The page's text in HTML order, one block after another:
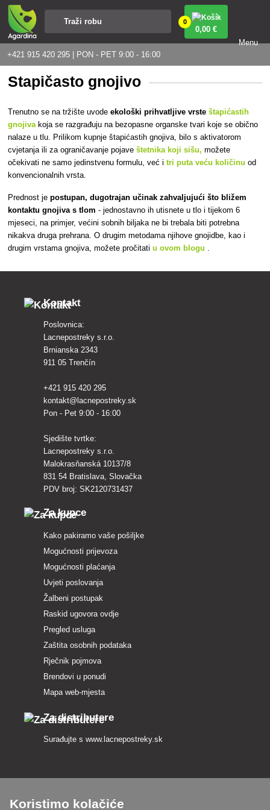
+421 915 420 295 | PON - PET 9:00 - 16:00
0
0,00 €
Menu
Štapičasto gnojivo
Trenutnose na tržište uvode ekološki prihvatljive vrste štapićastih
gnojiva koja se razgrađuju na bezopasne organske tvari koje se obično
nalaze u tlu. Prilikom kupnje štapićastih gnojiva, bilo s aktivatorom
cvjetanja ili za ograničavanje pojaveštetnika koji sišu, možete
očekivati ne samo jedinstvenu formulu, već itri puta veću količinu od
konvencionalnih vrsta.
Prednost jepostupan, dugotrajan učinak zahvaljujući što bližem
kontaktu gnojiva s tlom - jednostavno ih utisnete u tlo i tijekom 6
mjeseci, na primjer, većini sobnih biljaka ne bi trebala biti potrebna
nikakva druga prehrana. O drugim metodama njihove gnojidbe, kao i
drugim vrstama gnojiva, možete pročitatiu ovom blogu
Kontakt
Poslovnica:
Lacnepostreky s.r.o.
Brnianska 2343
911 05 Trenčín
+421 915 420 295
kontakt@lacnepostreky.sk
Pon - Pet 9:00 - 16:00
Sjedište tvrtke:
Lacnepostreky s.r.o.
Malokrasňanská 10137/8
831 54 Bratislava, Slovačka
PDV broj: SK2120731437
Za kupce
Kako pakiramo vaše pošiljke
Mogućnosti prijevoza
Mogućnosti plaćanja
Uvjeti poslovanja
Žalbeni postupak
Raskid ugovora ovdje
Pregled usluga
Zaštita osobnih podataka
Rječnik pojmova
Brendovi u ponudi
Mapa web-mjesta
Za distributere
Surađujte s www.lacnepostreky.sk
Uvijek ćemo vas profesionalno savjetovati
Koristimo kolačiće